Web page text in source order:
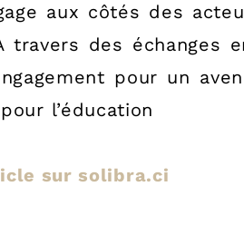
aux côtés des
travers des échanges
pour un
l’éducation
sur solibra.ci